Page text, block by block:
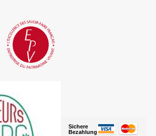
Sichere
Bezahlung